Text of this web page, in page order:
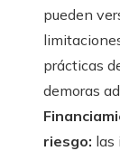
pueden
prácticas
demoras
riesgo: las